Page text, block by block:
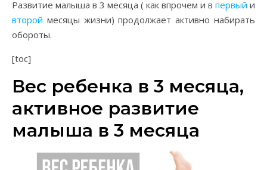
Развитие малыша в 3 месяца ( как впрочем и в первый и
второй месяцы жизни) продолжает активно набирать
обороты.
[toc]
Вес ребенка в 3 месяца,
активное развитие
малыша в 3 месяца